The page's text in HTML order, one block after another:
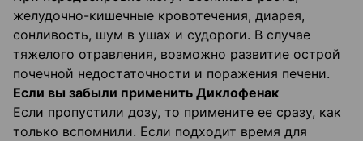
желудочно-кишечные кровотечения, диарея,
сонливость, шум в ушах и судороги. В случае
тяжелого отравления, возможно развитие острой
почечной недостаточности и поражения печени.
Если вы забыли применить Диклофенак
Если пропустили дозу, то примените ее сразу, как
только вспомнили. Если подходит время для